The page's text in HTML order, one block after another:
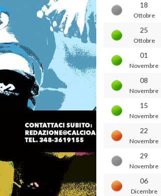
18
Ottobre
25
Ottobre
01
Novembre
08
Novembre
15
Novembre
22
Novembre
29
Novembre
06
Dicembre